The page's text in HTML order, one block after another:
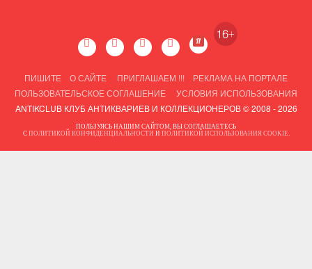
ПИШИТЕ О САЙТЕ ПРИГЛАШАЕМ !!!
РЕКЛАМА НА ПОРТАЛЕ
ПОЛЬЗОВАТЕЛЬСКОЕ СОГЛАШЕНИЕ
УСЛОВИЯ ИСПОЛЬЗОВАНИЯ
ANTIKCLUB КЛУБ АНТИКВАРИЕВ И КОЛЛЕКЦИОНЕРОВ © 2008 - 2026
ПОЛЬЗУЯСЬ НАШИМ САЙТОМ, ВЫ СОГЛАШАЕТЕСЬ
С ПОЛИТИКОЙ КОНФИДЕНЦИАЛЬНОСТИ И ПОЛИТИКОЙ ИСПОЛЬЗОВАНИЯ COOKIE